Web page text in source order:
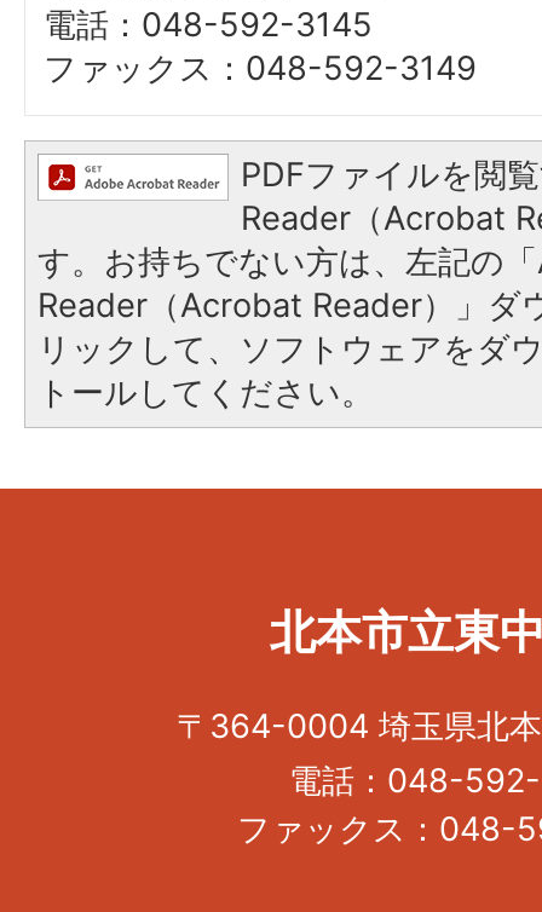
電話：048-592-3145
ファックス：048-592-3149
PDFファイルを閲
Reader（Acrobat
す。お持ちでない方は、左記の
Reader（Acrobat Reader）」ダ
リックして、ソフトウェアをダ
トールしてください。
北本市立東
〒364-0004 埼玉県北
電話：048-
ファックス：048-